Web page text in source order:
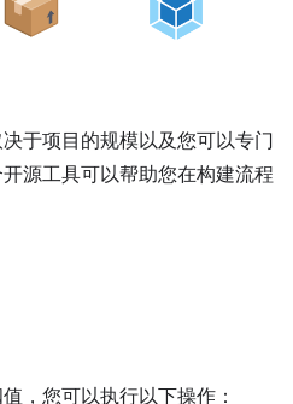
于项目的规模以及您可以专门
源工具可以帮助您在构建流程
，您可以执行以下操作：